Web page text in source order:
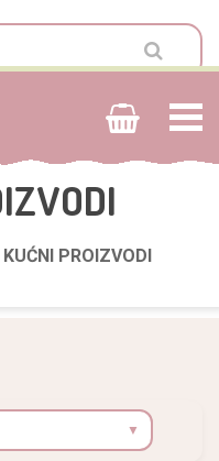
KUĆNI PROIZVODI